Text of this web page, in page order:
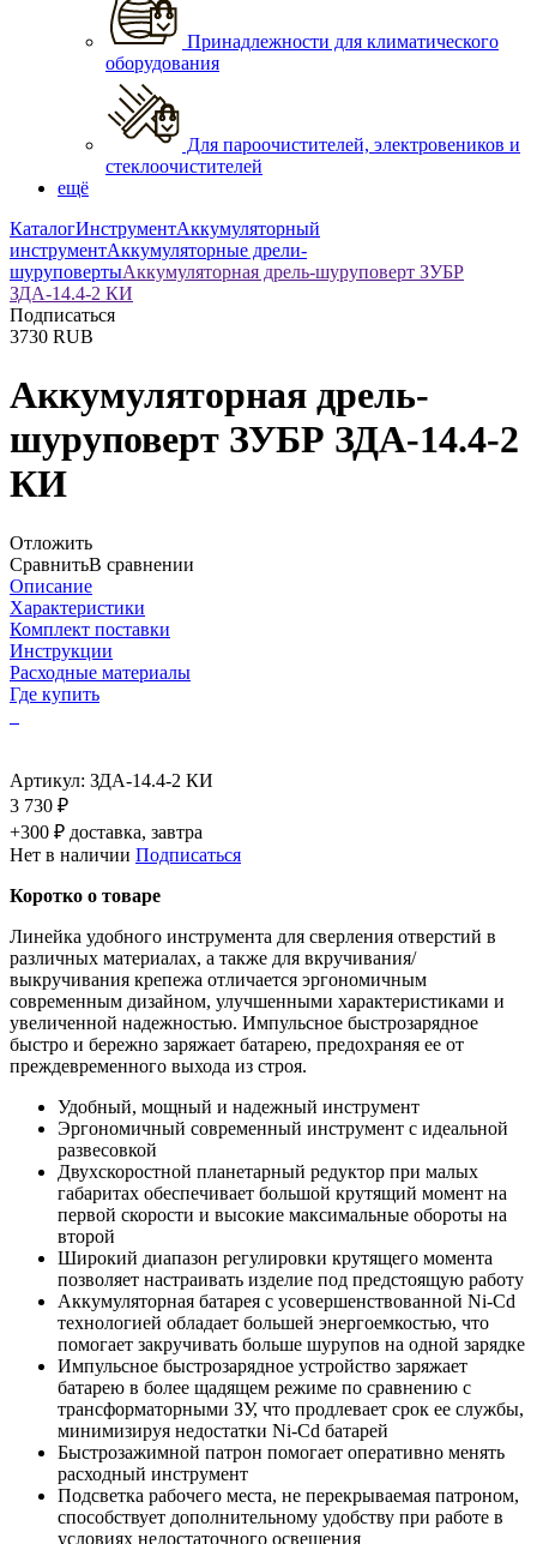
Принадлежности для климатического
оборудования
Для пароочистителей, электровеников и
стеклоочистителей
ещё
КаталогИнструментАккумуляторный
инструментАккумуляторные дрели-
шуруповертыАккумуляторная дрель-шуруповерт ЗУБР
ЗДА-14.4-2 КИ
Подписаться
3730 RUB
Аккумуляторная дрель-
шуруповерт ЗУБР ЗДА-14.4-2
КИ
Отложить
СравнитьВ сравнении
Описание
Характеристики
Комплект поставки
Инструкции
Расходные материалы
Где купить
Артикул: ЗДА-14.4-2 КИ
3 730 ₽
+300 ₽ доставка, завтра
Нет в наличии Подписаться
Коротко о товаре
Линейка удобного инструмента для сверления отверстий в
различных материалах, а также для вкручивания/
выкручивания крепежа отличается эргономичным
современным дизайном, улучшенными характеристиками и
увеличенной надежностью. Импульсное быстрозарядное
быстро и бережно заряжает батарею, предохраняя ее от
преждевременного выхода из строя.
Удобный, мощный и надежный инструмент
Эргономичный современный инструмент с идеальной
развесовкой
Двухскоростной планетарный редуктор при малых
габаритах обеспечивает большой крутящий момент на
первой скорости и высокие максимальные обороты на
второй
Широкий диапазон регулировки крутящего момента
позволяет настраивать изделие под предстоящую работу
Аккумуляторная батарея с усовершенствованной Ni-Cd
технологией обладает большей энергоемкостью, что
помогает закручивать больше шурупов на одной зарядке
Импульсное быстрозарядное устройство заряжает
батарею в более щадящем режиме по сравнению с
трансформаторными ЗУ, что продлевает срок ее службы,
минимизируя недостатки Ni-Cd батарей
Быстрозажимной патрон помогает оперативно менять
расходный инструмент
Подсветка рабочего места, не перекрываемая патроном,
способствует дополнительному удобству при работе в
условиях недостаточного освещения